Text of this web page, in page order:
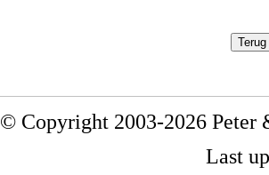
© Copyright 2003-2026
Last